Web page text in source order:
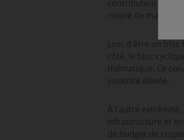
contributeur, il
risque de marché
Loin d'être un bloc
côté, le bloc
thématique. Ce
volatilité élevée.
À l'autre extrémité,
infrastructure et
de budget de